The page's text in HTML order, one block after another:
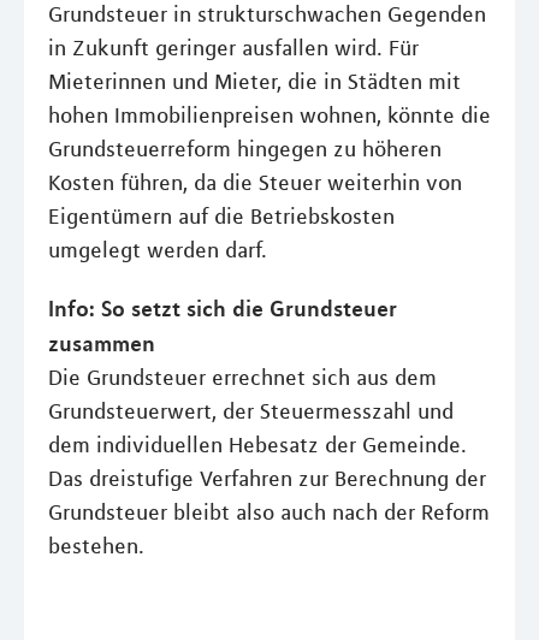
Grundsteuer in strukturschwachen Gegenden
in Zukunft geringer ausfallen wird. Für
Mieterinnen und Mieter, die in Städten mit
hohen Immobilienpreisen wohnen, könnte die
Grundsteuerreform hingegen zu höheren
Kosten führen, da die Steuer weiterhin von
Eigentümern auf die Betriebskosten
umgelegt werden darf.
Info: So setzt sich die Grundsteuer
zusammen
Die Grundsteuer errechnet sich aus dem
Grundsteuerwert, der Steuermesszahl und
dem individuellen Hebesatz der Gemeinde.
Das dreistufige Verfahren zur Berechnung der
Grundsteuer bleibt also auch nach der Reform
bestehen.